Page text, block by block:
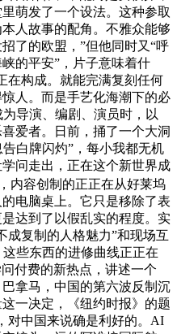
萌发了一个设法。这种参取
人故事的配角。不雅众能够
了的欧盟，”但他同时又“呼
的平安”，片子意味着什
在构成。就能完满复刻任何
人。而是手艺化海潮下的必
导演、编剧、演员时，以
爱者。日前，捅了一个大洞
白牌闪灼”，每小我都无机
问走出，正在这个新世界成
内容创制的正正在从好莱坞
电脑桌上。它只是移除了表
达到了以假乱实的程度。实
成复制的人格魅力”和现场互
些东西的进修曲线正正在
付费的新热点，讲述一个
拿马，中国的第六波反制沉
一决定，《纽约时报》的题
对中国来说确是利好的。AI